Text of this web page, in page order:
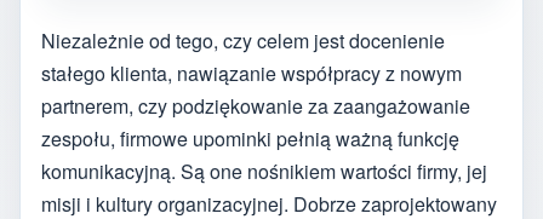
Niezależnie od tego, czy celem jest docenienie
stałego klienta, nawiązanie współpracy z nowym
partnerem, czy podziękowanie za zaangażowanie
zespołu, firmowe upominki pełnią ważną funkcję
komunikacyjną. Są one nośnikiem wartości firmy, jej
misji i kultury organizacyjnej. Dobrze zaprojektowany